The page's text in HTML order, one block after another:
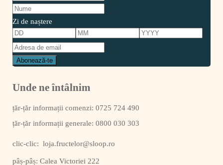
Zi de naștere
Unde ne întâlnim
0725 724 490
0800 030 303
clic-clic: loja.fructelor@sloop.ro